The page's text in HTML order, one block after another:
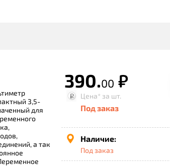
3,5-
для
а так
390.00 р.
Цена* за шт.
Под заказ
Наличие:
Под заказ